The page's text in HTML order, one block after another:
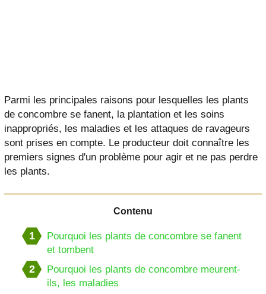
Parmi les principales raisons pour lesquelles les plants
de concombre se fanent, la plantation et les soins
inappropriés, les maladies et les attaques de ravageurs
sont prises en compte. Le producteur doit connaître les
premiers signes d'un problème pour agir et ne pas perdre
les plants.
Contenu
1
Pourquoi les plants de concombre se fanent
et tombent
2
Pourquoi les plants de concombre meurent-
ils, les maladies